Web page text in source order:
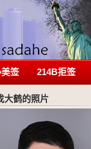
签 214B拒签
大鹤的照片